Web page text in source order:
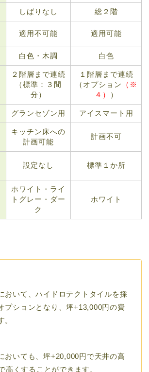
しばりなし 総２階
適用不可能 適用可能
白色・木調 白色
２階層まで連続
（標準：３間
分）
１階層まで連続
（オプション （※
４）
）
グランセゾン用 アイスマート用
キッチン床への
計画可能
計画不可
設定なし 標準１か所
ホワイト・ライ
トグレー・ダー
ク
ホワイト
おいて、ハイドロテクトタイルを採
プションとなり、坪+13,000円の費
。
おいても、坪+20,000円で天井の高
高くすることができます。